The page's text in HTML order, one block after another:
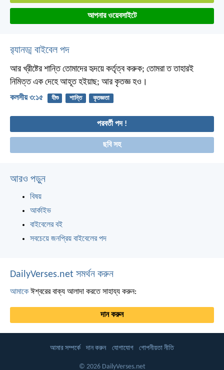
আপনার ওয়েবসাইটে
র‌্যানড্ম বাইবেল পদ
আর খ্রীষ্টের শান্তি তোমাদের হৃদয়ে কর্তৃত্ব করুক; তোমরা ত তাহারই
নিমিত্ত এক দেহে আহূত হইয়াছ; আর কৃতজ্ঞ হও।
কলসীয় ৩:১৫ যীশু শান্তি কৃতজ্ঞতা
পরবর্তী পদ !
ছবি সহ
আরও পড়ুন
বিষয়
আর্কাইভ
বাইবেলের বই
সবচেয়ে জনপ্রিয় বাইবেলের পদ
DailyVerses.net সমর্থন করুন
আমাকে ঈশ্বরের বাক্য আলাদা করতে সাহায্য করুন:
দান করুন
আমার সম্পর্কে দান করুন যোগাযোগ গোপনীয়তা নীতি
© 2026 DailyVerses.net